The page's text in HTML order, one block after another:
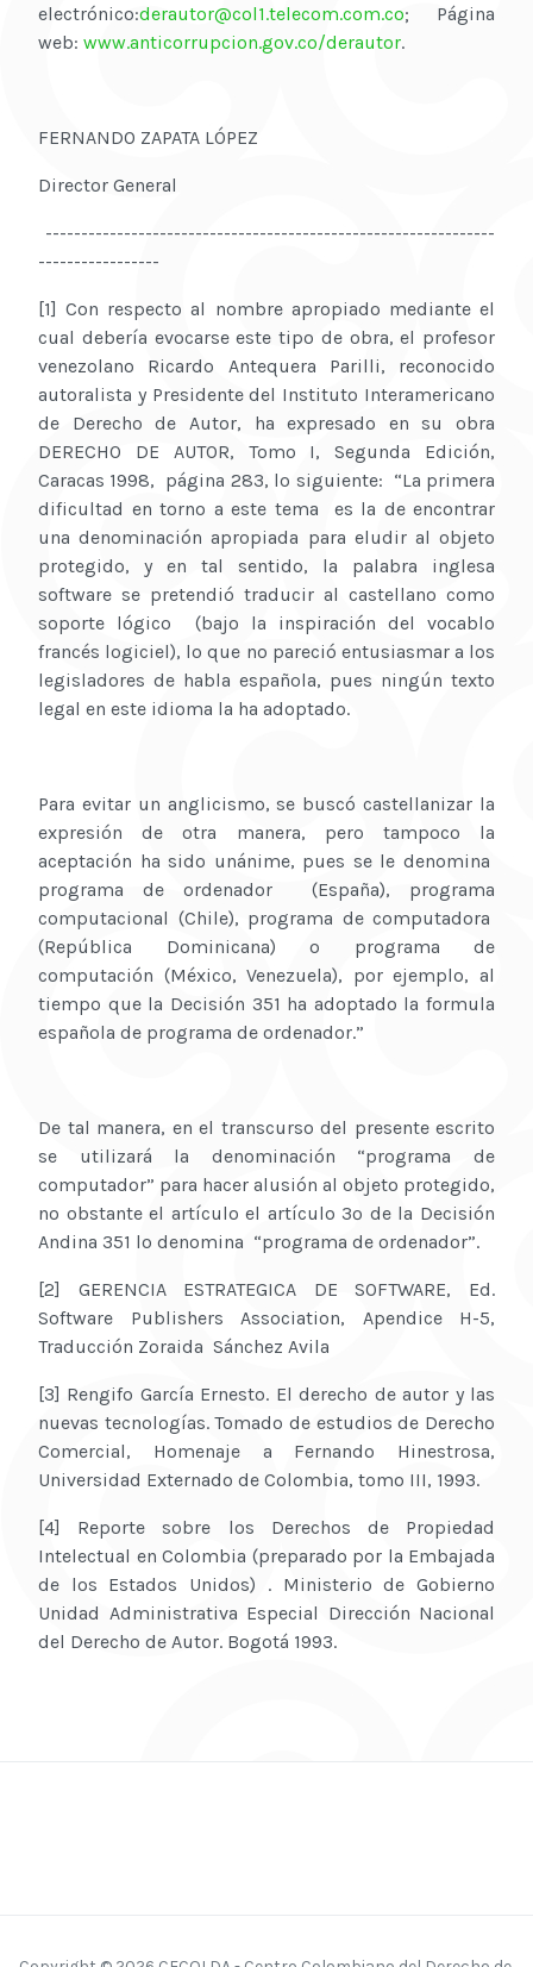
electrónico:derautor@col1.telecom.com.co; Página
web: www.anticorrupcion.gov.co/derautor.
FERNANDO ZAPATA LÓPEZ
Director General
---------------------------------------------------------------
-----------------
[1] Con respecto al nombre apropiado mediante el
cual debería evocarse este tipo de obra, el profesor
venezolano Ricardo Antequera Parilli, reconocido
autoralista y Presidente del Instituto Interamericano
de Derecho de Autor, ha expresado en su obra
DERECHO DE AUTOR, Tomo I, Segunda Edición,
Caracas 1998, página 283, lo siguiente: “La primera
dificultad en torno a este tema es la de encontrar
una denominación apropiada para eludir al objeto
protegido, y en tal sentido, la palabra inglesa
software se pretendió traducir al castellano como
soporte lógico (bajo la inspiración del vocablo
francés logiciel), lo que no pareció entusiasmar a los
legisladores de habla española, pues ningún texto
legal en este idioma la ha adoptado.
Para evitar un anglicismo, se buscó castellanizar la
expresión de otra manera, pero tampoco la
aceptación ha sido unánime, pues se le denomina
programa de ordenador (España), programa
computacional (Chile), programa de computadora
(República Dominicana) o programa de
computación (México, Venezuela), por ejemplo, al
tiempo que la Decisión 351 ha adoptado la formula
española de programa de ordenador.”
De tal manera, en el transcurso del presente escrito
se utilizará la denominación “programa de
computador” para hacer alusión al objeto protegido,
no obstante el artículo el artículo 3º de la Decisión
Andina 351 lo denomina “programa de ordenador”.
[2] GERENCIA ESTRATEGICA DE SOFTWARE, Ed.
Software Publishers Association, Apendice H-5,
Traducción Zoraida Sánchez Avila
[3] Rengifo García Ernesto. El derecho de autor y las
nuevas tecnologías. Tomado de estudios de Derecho
Comercial, Homenaje a Fernando Hinestrosa,
Universidad Externado de Colombia, tomo III, 1993.
[4] Reporte sobre los Derechos de Propiedad
Intelectual en Colombia (preparado por la Embajada
de los Estados Unidos) . Ministerio de Gobierno
Unidad Administrativa Especial Dirección Nacional
del Derecho de Autor. Bogotá 1993.